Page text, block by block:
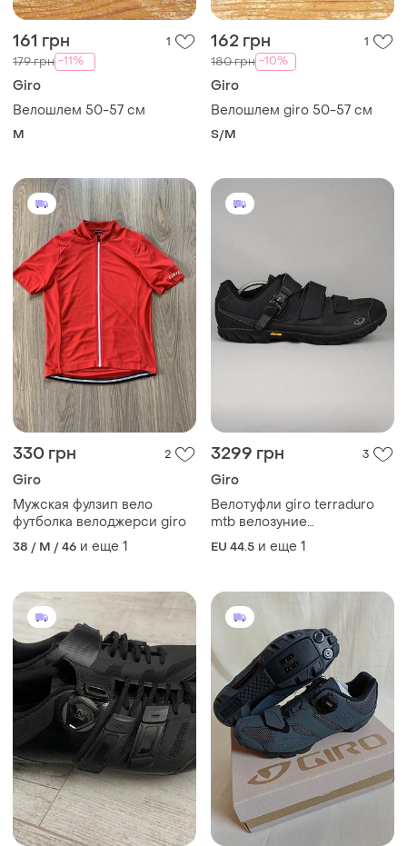
161 грн 1
179 грн -11%
Giro
Велошлем 50-57 см
M
162 грн 1
180 грн -10%
Giro
Велошлем giro 50-57 см
S/M
330 грн 2
Giro
Мужская фулзип вело
футболка велоджерси giro
38 / M / 46 и еще 1
3299 грн 3
Giro
Велотуфли giro terraduro
mtb велозуние
велокроссовки мужские
горные вело обуви
himano sidi scott lake
northwave fizik
EU 44.5 и еще 1